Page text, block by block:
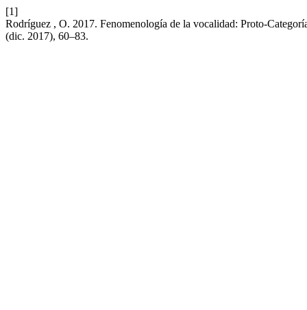
[1]
Rodríguez , O. 2017. Fenomenología de la vocalidad: Proto-
(dic. 2017), 60–83.